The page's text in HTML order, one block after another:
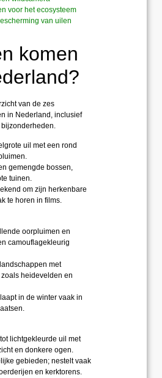
voor het ecosysteem
van uilen
komen
van de zes
in Nederland, inclusief
uil met een rond
gemengde bossen,
tuinen.
om zijn herkenbare
te horen in films.
oorpluimen en
camouflagekleurig
met
heidevelden en
in de winter vaak in
lichtgekleurde uil met
en donkere ogen.
gebieden; nestelt vaak
en kerktorens.